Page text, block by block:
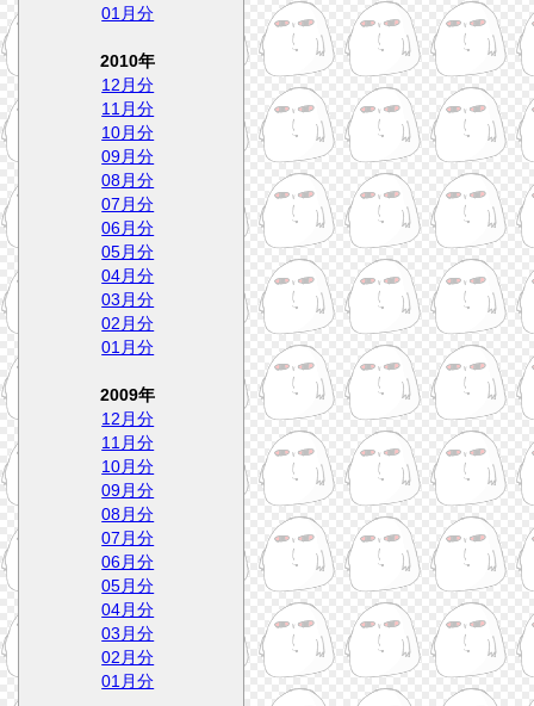
01月分
2010年
12月分
11月分
10月分
09月分
08月分
07月分
06月分
05月分
04月分
03月分
02月分
01月分
2009年
12月分
11月分
10月分
09月分
08月分
07月分
06月分
05月分
04月分
03月分
02月分
01月分